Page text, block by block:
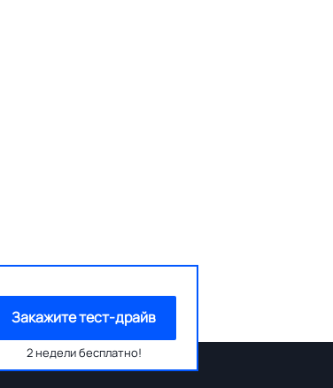
Закажите тест-драйв
2 недели бесплатно!